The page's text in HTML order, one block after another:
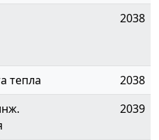
2038
тепла
2038
2039